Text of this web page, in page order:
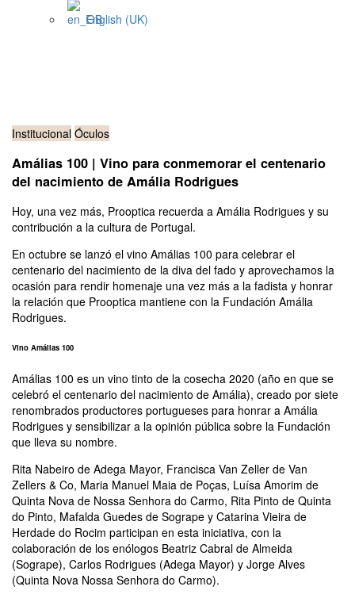
English (UK)
Institucional Óculos
Amálias 100 | Vino para conmemorar el centenario
del nacimiento de Amália Rodrigues
Hoy, una vez más, Prooptica recuerda a Amália Rodrigues y su
contribución a la cultura de Portugal.
En octubre se lanzó el vino Amálias 100 para celebrar el
centenario del nacimiento de la diva del fado y aprovechamos la
ocasión para rendir homenaje una vez más a la fadista y honrar
la relación que Prooptica mantiene con la Fundación Amália
Rodrigues.
Vino Amálias 100
Amálias 100 es un vino tinto de la cosecha 2020 (año en que se
celebró el centenario del nacimiento de Amália), creado por siete
renombrados productores portugueses para honrar a Amália
Rodrigues y sensibilizar a la opinión pública sobre la Fundación
que lleva su nombre.
Rita Nabeiro de Adega Mayor, Francisca Van Zeller de Van
Zellers & Co, Maria Manuel Maia de Poças, Luísa Amorim de
Quinta Nova de Nossa Senhora do Carmo, Rita Pinto de Quinta
do Pinto, Mafalda Guedes de Sogrape y Catarina Vieira de
Herdade do Rocim participan en esta iniciativa, con la
colaboración de los enólogos Beatriz Cabral de Almeida
(Sogrape), Carlos Rodrigues (Adega Mayor) y Jorge Alves
(Quinta Nova Nossa Senhora do Carmo).